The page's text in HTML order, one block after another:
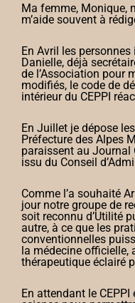
Ma femme, Monique,
m’aide souvent à
En Avril les
Danielle, déjà
de l’Association pour
modifiés, le code de
intérieur du CEPPI
En Juillet je dépose
Préfecture des Alpes
paraissent au Journal
issu du Conseil
Comme l’a souhaité
jour notre groupe de
soit reconnu d’Utilité
autre, à ce que les
conventionnelles
la médecine officielle,
thérapeutique éclairé
En attendant le